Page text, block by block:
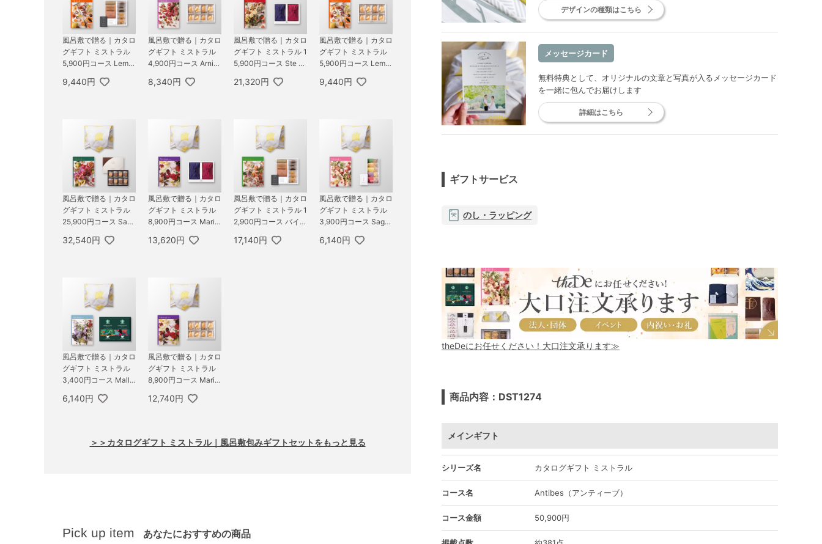
風呂敷で贈る｜カタロ
グギフト ミストラル
5,900円コース Lemo
テール Speciality Cof
9,440円
風呂敷で贈る｜カタロ
グギフト ミストラル
4,900円コース Arnic
ットD
8,340円
風呂敷で贈る｜カタロ
グギフト ミストラル 1
5,900円コース Ste M
穂の恵みA
21,320円
風呂敷で贈る｜カタロ
グギフト ミストラル
5,900円コース Lemo
中セットD
9,440円
風呂敷で贈る｜カタロ
グギフト ミストラル
25,900円コース Sabl
バ ラングドシャクッ
32,540円
風呂敷で贈る｜カタロ
グギフト ミストラル
8,900円コース Marig
穂の恵みA
13,620円
風呂敷で贈る｜カタロ
グギフト ミストラル 1
2,900円コース バイロ
ル Speciality Coffee
17,140円
風呂敷で贈る｜カタロ
グギフト ミストラル
3,900円コース Sage
極バームセット A
6,140円
風呂敷で贈る｜カタロ
グギフト ミストラル
3,400円コース Mallo
オリガミ パーソナル
6,140円
風呂敷で贈る｜カタロ
グギフト ミストラル
8,900円コース Marig
ットD
12,740円
＞＞カタログギフト ミストラル｜風呂敷包みギフトセットをもっと見る
Pick up item あなたにおすすめの商品
デザインの種類はこちら
メッセージカード
無料特典として、オリジナルの文章と写真が入るメッセージカード
を一緒に包んでお届けします
詳細はこちら
ギフトサービス
のし・ラッピング
theDeにお任せください！大口注文承ります≫
商品内容：DST1274
メインギフト
シリーズ名 カタログギフト ミストラル
コース名 Antibes（アンティーブ）
コース金額 50,900円